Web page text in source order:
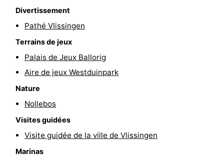
Faire
vélo
Équitation
Terrains
Peche
Divertissement
Pathé Vlissingen
Terrains de jeux
Palais de Jeux Ballorig
Aire de jeux Westduinpark
Nature
Nollebos
Visites guidées
Visite guidée de la ville de Vlissingen
Marinas